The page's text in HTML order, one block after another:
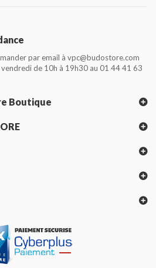
par email à vpc@budostore.com
de 10h à 19h30 au 01 44 41 63
Boutique